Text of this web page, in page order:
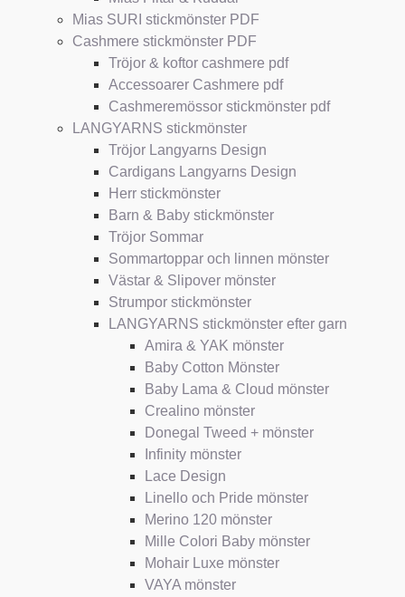
Mias SURI stickmönster PDF
Cashmere stickmönster PDF
Tröjor & koftor cashmere pdf
Accessoarer Cashmere pdf
Cashmeremössor stickmönster pdf
LANGYARNS stickmönster
Tröjor Langyarns Design
Cardigans Langyarns Design
Herr stickmönster
Barn & Baby stickmönster
Tröjor Sommar
Sommartoppar och linnen mönster
Västar & Slipover mönster
Strumpor stickmönster
LANGYARNS stickmönster efter garn
Amira & YAK mönster
Baby Cotton Mönster
Baby Lama & Cloud mönster
Crealino mönster
Donegal Tweed + mönster
Infinity mönster
Lace Design
Linello och Pride mönster
Merino 120 mönster
Mille Colori Baby mönster
Mohair Luxe mönster
VAYA mönster